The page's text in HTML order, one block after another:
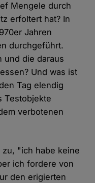
Mengele durch
erfoltert hat? In
Jahren
durchgeführt.
und die daraus
Und was ist
Tag elendig
Testobjekte
verbotenen
"ich habe keine
ich fordere von
den erigierten